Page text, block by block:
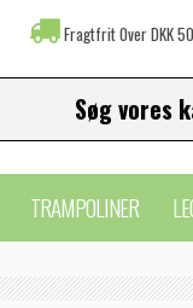
Fragtfrit Over DKK
TRAMPOLINER